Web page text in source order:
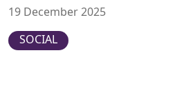
19 December 2025
SOCIAL